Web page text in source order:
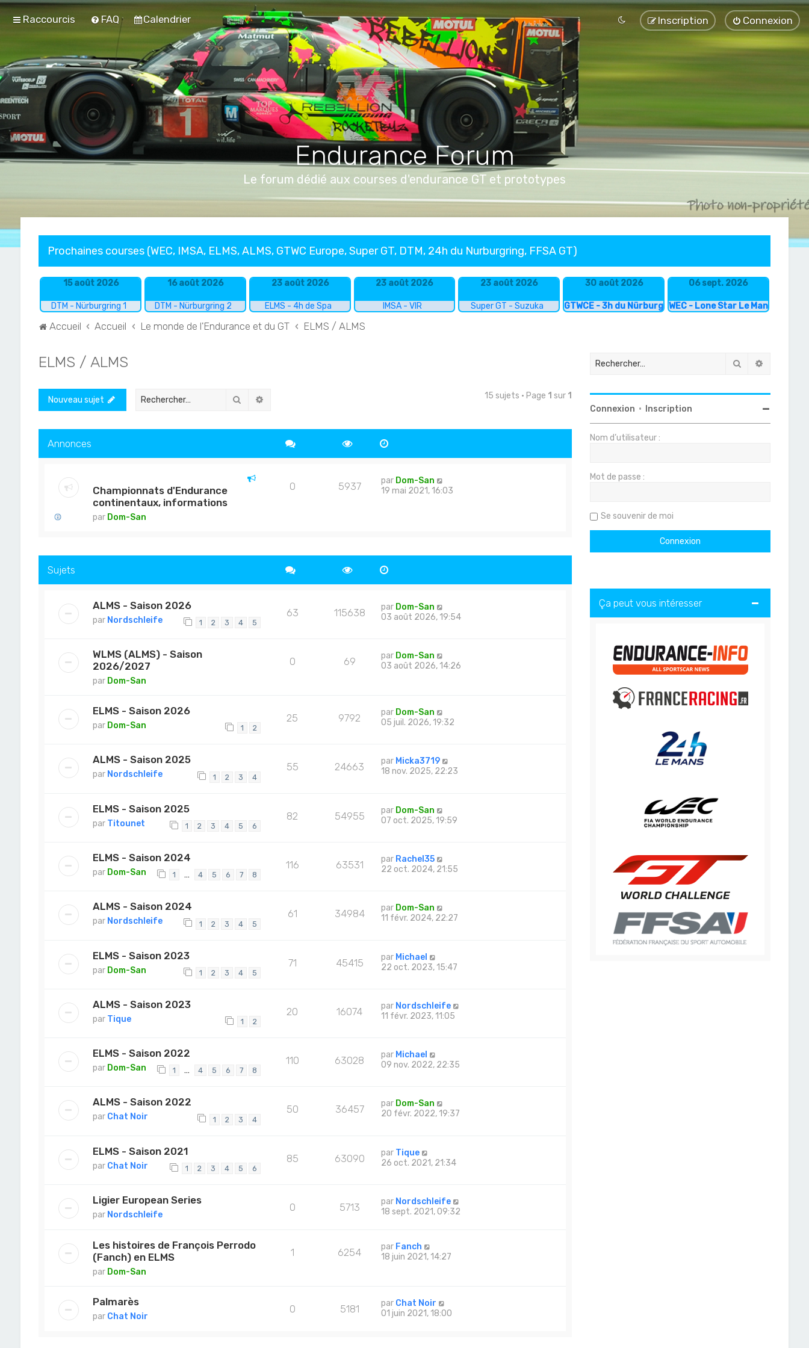
Raccourcis FAQ Calendrier Connexion
Inscription
Endurance Forum
Le forum dédié aux courses d'endurance GT et prototypes
Prochaines courses (WEC, IMSA, ELMS, ALMS, GTWC Europe, Super GT, DTM, 24h du Nurburgring, FFSA GT)
15 août 2026
DTM - Nürburgring 1
16 août 2026
DTM - Nürburgring 2
23 août 2026
ELMS - 4h de Spa
23 août 2026
IMSA - VIR
23 août 2026
Super GT - Suzuka
30 août 2026
GTWCE - 3h du Nürburgring
06 sept. 2026
WEC - Lone Star Le Mans
Accueil Accueil Le monde de l'Endurance et du GT ELMS / ALMS
ELMS / ALMS
Nouveau sujet Rechercher 15 sujets • Page 1 sur 1
Annonces
Championnats d'Endurance
continentaux, informations
par Dom-San
0 5937 par Dom-San
19 mai 2021, 16:03
Sujets
ALMS - Saison 2026
par Nordschleife 1 2 3 4 5
63 115638 par Dom-San
03 août 2026, 19:54
WLMS (ALMS) - Saison
2026/2027
par Dom-San
0 69 par Dom-San
03 août 2026, 14:26
ELMS - Saison 2026
par Dom-San 1 2
25 9792 par Dom-San
05 juil. 2026, 19:32
ALMS - Saison 2025
par Nordschleife 1 2 3 4
55 24663 par Micka3719
18 nov. 2025, 22:23
ELMS - Saison 2025
par Titounet 1 2 3 4 5 6
82 54955 par Dom-San
07 oct. 2025, 19:59
ELMS - Saison 2024
par Dom-San 1 … 4 5 6 7 8
116 63531 par Rachel35
22 oct. 2024, 21:55
ALMS - Saison 2024
par Nordschleife 1 2 3 4 5
61 34984 par Dom-San
11 févr. 2024, 22:27
ELMS - Saison 2023
par Dom-San 1 2 3 4 5
71 45415 par Michael
22 oct. 2023, 15:47
ALMS - Saison 2023
par Tique 1 2
20 16074 par Nordschleife
11 févr. 2023, 11:05
ELMS - Saison 2022
par Dom-San 1 … 4 5 6 7 8
110 63028 par Michael
09 nov. 2022, 22:35
ALMS - Saison 2022
par Chat Noir 1 2 3 4
50 36457 par Dom-San
20 févr. 2022, 19:37
ELMS - Saison 2021
par Chat Noir 1 2 3 4 5 6
85 63090 par Tique
26 oct. 2021, 21:34
Ligier European Series
par Nordschleife
0 5713 par Nordschleife
18 sept. 2021, 09:32
Les histoires de François Perrodo
(Fanch) en ELMS
par Dom-San
1 6254 par Fanch
18 juin 2021, 14:27
Palmarès
par Chat Noir
0 5181 par Chat Noir
01 juin 2021, 18:00
Rechercher
Connexion • Inscription
Nom d’utilisateur :
Mot de passe :
Se souvenir de moi
Ça peut vous intéresser